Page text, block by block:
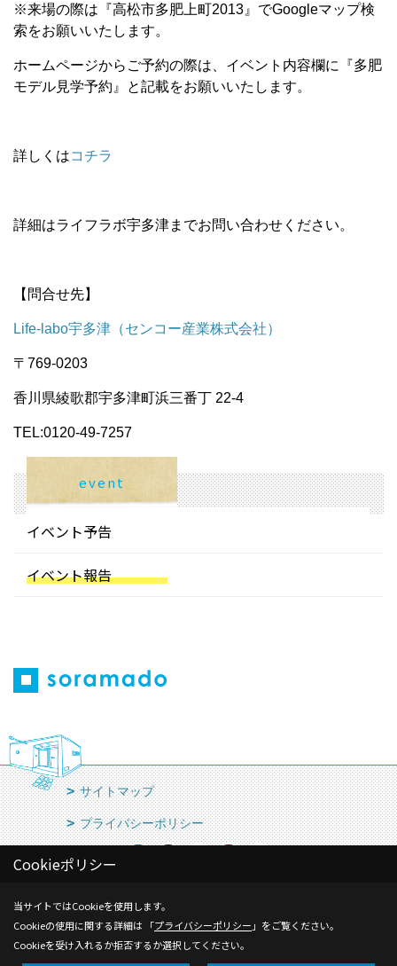
※来場の際は『高松市多肥上町2013』でGoogleマップ検
索をお願いいたします。
ホームページからご予約の際は、イベント内容欄に『多肥
モデル見学予約』と記載をお願いいたします。
詳しくはコチラ
詳細はライフラボ宇多津までお問い合わせください。
【問合せ先】
Life-labo宇多津（センコー産業株式会社）
〒769-0203
香川県綾歌郡宇多津町浜三番丁 22-4
TEL:0120-49-7257
event
イベント予告
イベント報告
サイトマップ
プライバシーポリシー
株式会社ライフラボ一級建築士事務所
〒700-0903
Cookieポリシー
当サイトではCookieを使用します。
Cookieの使用に関する詳細は 「プライバシーポリシー 」をご覧ください。
Cookieを受け入れるか拒否するか選択してください。